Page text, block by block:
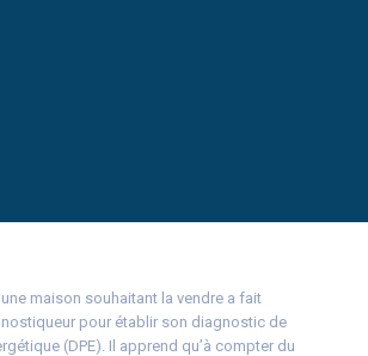
maison souhaitant la vendre a fait
pour établir son diagnostic de
(DPE). Il apprend qu’à compter du